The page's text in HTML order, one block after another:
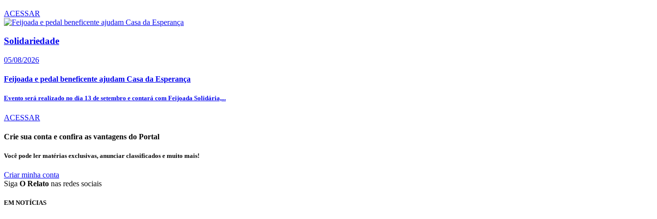
ACESSAR
Solidariedade
05/08/2026
Feijoada e pedal beneficente ajudam Casa da Esperança
Evento será realizado no dia 13 de setembro e contará com Feijoada Solidária,...
ACESSAR
Crie sua conta e confira as vantagens do Portal
Você pode ler matérias exclusivas, anunciar classificados e muito mais!
Criar minha conta
Siga O Relato nas redes sociais
EM NOTÍCIAS